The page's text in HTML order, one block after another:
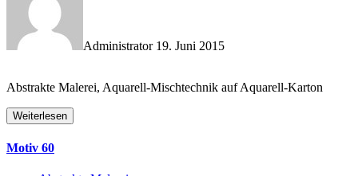
Administrator 19. Juni 2015
Abstrakte Malerei, Aquarell-Mischtechnik auf Aquarell-Karton
Weiterlesen
Motiv 60